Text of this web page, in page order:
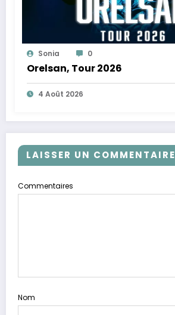
Sonia 0
Orelsan, Tour 2026
4 Août 2026
LAISSER UN COMMENTAIRE
Commentaires
Nom